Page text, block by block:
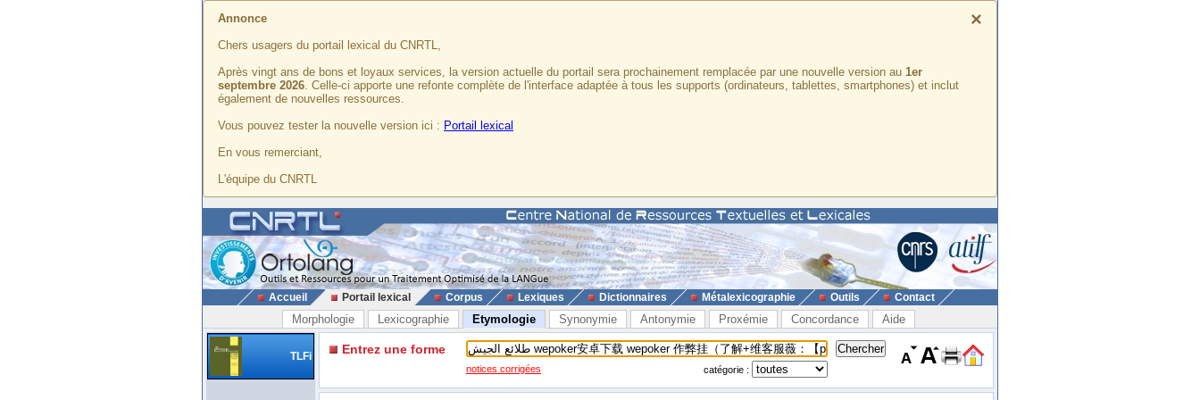
×
Annonce
Chers usagers du portail lexical du CNRTL,
Après vingt ans de bons et loyaux services, la version actuelle du portail sera prochainement remplacée par une nouvelle version au 1er
septembre 2026. Celle-ci apporte une refonte complète de l'interface adaptée à tous les supports (ordinateurs, tablettes, smartphones) et inclut
également de nouvelles ressources.
Vous pouvez tester la nouvelle version ici : Portail lexical
En vous remerciant,
L'équipe du CNRTL
Accueil Portail lexical Corpus Lexiques Dictionnaires Métalexicographie Outils Contact
Morphologie Lexicographie Etymologie Synonymie Antonymie Proxémie Concordance Aide
TLFi Entrez une forme
notices corrigées catégorie :